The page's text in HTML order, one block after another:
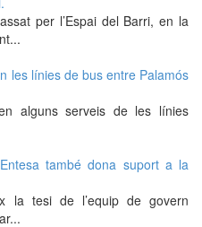
per l’Espai del Barri, en la
les línies de bus entre Palamós
alguns serveis de les línies
també dona suport a la
la tesi de l’equip de govern